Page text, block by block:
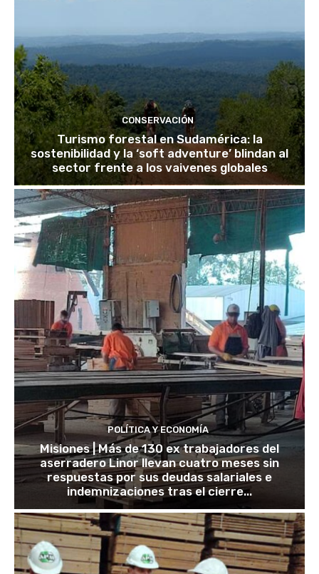
CONSERVACIÓN
Turismo forestal en Sudamérica: la
sostenibilidad y la ‘soft adventure’ blindan al
sector frente a los vaivenes globales
POLÍTICA Y ECONOMÍA
Misiones | Más de 130 ex trabajadores del
aserradero Linor llevan cuatro meses sin
respuestas por sus deudas salariales e
indemnizaciones tras el cierre...